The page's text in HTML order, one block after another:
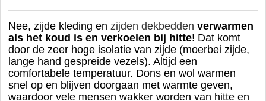
Nee, zijde kleding en zijden dekbedden verwarmen
als het koud is en verkoelen bij hitte! Dat komt
door de zeer hoge isolatie van zijde (moerbei zijde,
lange hand gespreide vezels). Altijd een
comfortabele temperatuur. Dons en wol warmen
snel op en blijven doorgaan met warmte geven,
waardoor vele mensen wakker worden van hitte en